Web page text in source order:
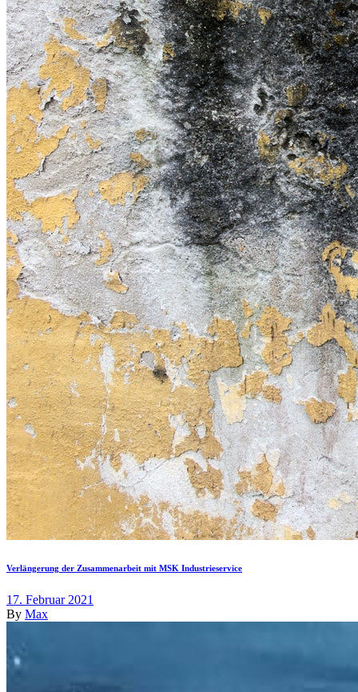
Verlängerung der Zusammenarbeit mit MSK Industrieservice
17. Februar 2021
By Max